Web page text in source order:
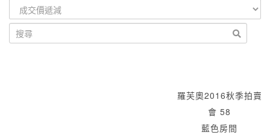
羅芙奧2016秋季拍賣
會 58
藍色房間